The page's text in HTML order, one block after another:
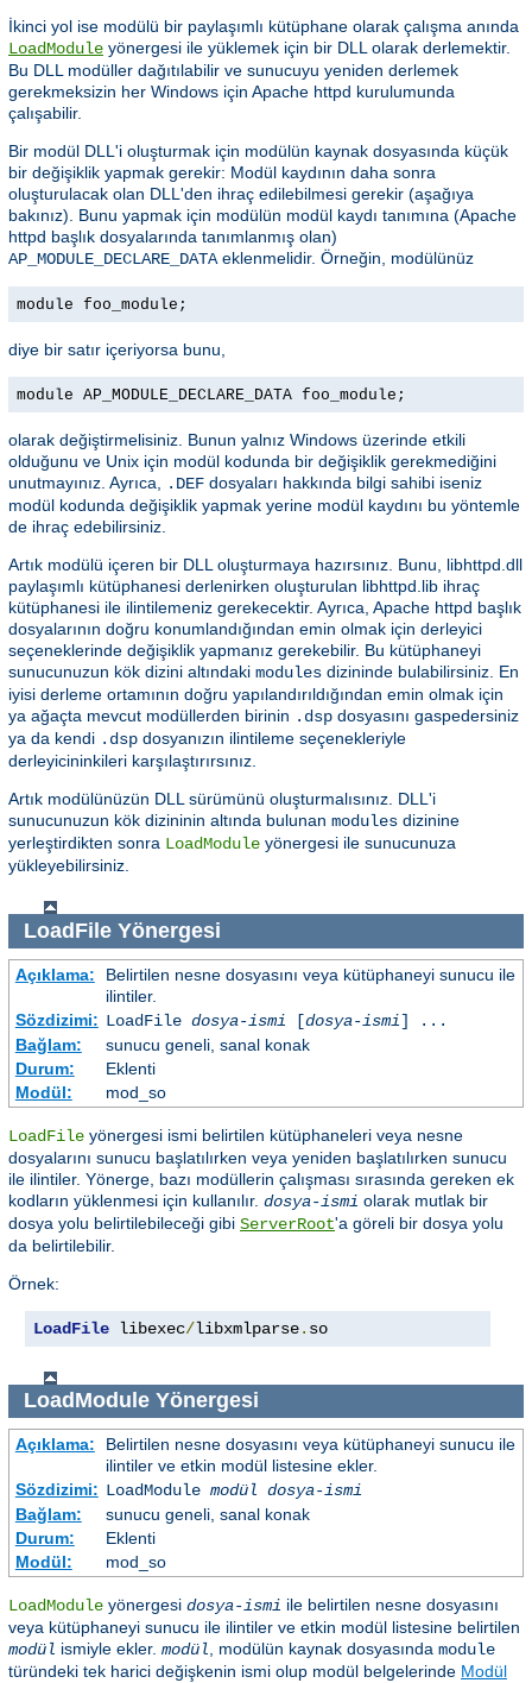
İkinci yol ise modülü bir paylaşımlı kütüphane olarak çalışma anında
LoadModule yönergesi ile yüklemek için bir DLL olarak derlemektir.
Bu DLL modüller dağıtılabilir ve sunucuyu yeniden derlemek
gerekmeksizin her Windows için Apache httpd kurulumunda
çalışabilir.
Bir modül DLL'i oluşturmak için modülün kaynak dosyasında küçük
bir değişiklik yapmak gerekir: Modül kaydının daha sonra
oluşturulacak olan DLL'den ihraç edilebilmesi gerekir (aşağıya
bakınız). Bunu yapmak için modülün modül kaydı tanımına (Apache
httpd başlık dosyalarında tanımlanmış olan)
AP_MODULE_DECLARE_DATAeklenmelidir. Örneğin, modülünüz
module foo_module;
diye bir satır içeriyorsa bunu,
module AP_MODULE_DECLARE_DATA foo_module;
olarak değiştirmelisiniz. Bunun yalnız Windows üzerinde etkili
olduğunu ve Unix için modül kodunda bir değişiklik gerekmediğini
unutmayınız. Ayrıca, .DEF dosyaları hakkında bilgi sahibi iseniz
modül kodunda değişiklik yapmak yerine modül kaydını bu yöntemle
de ihraç edebilirsiniz.
Artık modülü içeren bir DLL oluşturmaya hazırsınız. Bunu, libhttpd.dll
paylaşımlı kütüphanesi derlenirken oluşturulan libhttpd.lib ihraç
kütüphanesi ile ilintilemeniz gerekecektir. Ayrıca, Apache httpd başlık
dosyalarının doğru konumlandığından emin olmak için derleyici
seçeneklerinde değişiklik yapmanız gerekebilir. Bu kütüphaneyi
sunucunuzun kök dizini altındaki modules dizininde bulabilirsiniz. En
iyisi derleme ortamının doğru yapılandırıldığından emin olmak için
ya ağaçta mevcut modüllerden birinin .dsp dosyasını gaspedersiniz
ya da kendi .dsp dosyanızın ilintileme seçenekleriyle
derleyicininkileri karşılaştırırsınız.
Artık modülünüzün DLL sürümünü oluşturmalısınız. DLL'i
sunucunuzun kök dizininin altında bulunan modules dizinine
yerleştirdikten sonra LoadModule yönergesi ile sunucunuza
yükleyebilirsiniz.
LoadFileYönergesi
Açıklama:
Belirtilen nesne dosyasını veya kütüphaneyi sunucu ile
ilintiler.
Sözdizimi: LoadFile dosya-ismi [dosya-ismi] ...
Bağlam:
sunucu geneli, sanal konak
Durum:
Eklenti
Modül:
mod_so
LoadFile yönergesi ismi belirtilen kütüphaneleri veya nesne
dosyalarını sunucu başlatılırken veya yeniden başlatılırken sunucu
ile ilintiler. Yönerge, bazı modüllerin çalışması sırasında gereken ek
kodların yüklenmesi için kullanılır. dosya-ismi olarak mutlak bir
dosya yolu belirtilebileceği gibi ServerRoot'a göreli bir dosya yolu
da belirtilebilir.
Örnek:
LoadFile libexec/libxmlparse. so
LoadModuleYönergesi
Açıklama:
Belirtilen nesne dosyasını veya kütüphaneyi sunucu ile
ilintiler ve etkin modül listesine ekler.
Sözdizimi: LoadModule modül dosya-ismi
Bağlam:
sunucu geneli, sanal konak
Durum:
Eklenti
Modül:
mod_so
LoadModule yönergesi dosya-ismi ile belirtilen nesne dosyasını
veya kütüphaneyi sunucu ile ilintiler ve etkin modül listesine belirtilen
modül ismiyle ekler. modül , modülün kaynak dosyasında module
türündeki tek harici değişkenin ismi olup modül belgelerinde Modül